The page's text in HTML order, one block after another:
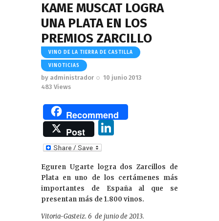
KAME MUSCAT LOGRA
UNA PLATA EN LOS
PREMIOS ZARCILLO
VINO DE LA TIERRA DE CASTILLA
VINOTICIAS
by administrador
10 junio 2013
483 Views
Recommend
Post
k
e
dI
n
Eguren Ugarte logra dos Zarcillos de
Plata en uno de los certámenes más
importantes de España al que se
presentan más de 1.800 vinos.
Vitoria-Gasteiz. 6 de junio de 2013.